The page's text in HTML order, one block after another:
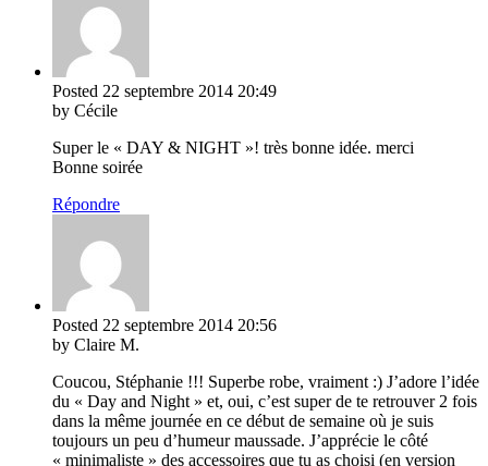
Posted 22 septembre 2014 20:49
by Cécile
Super le « DAY & NIGHT »! très bonne idée. merci
Bonne soirée
Répondre
Posted 22 septembre 2014 20:56
by Claire M.
Coucou, Stéphanie !!! Superbe robe, vraiment :) J’adore l’idée
du « Day and Night » et, oui, c’est super de te retrouver 2 fois
dans la même journée en ce début de semaine où je suis
toujours un peu d’humeur maussade. J’apprécie le côté
« minimaliste » des accessoires que tu as choisi (en version